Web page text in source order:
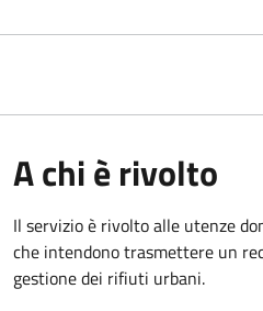
A chi è rivolto
Il servizio è rivolto alle utenze
che intendono trasmettere un
gestione dei rifiuti urbani.